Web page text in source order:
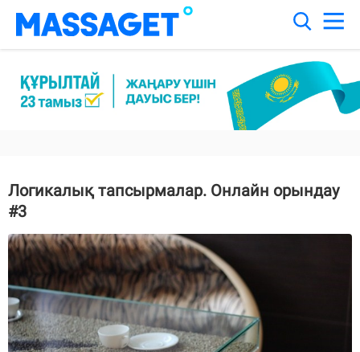
Логикалық тапсырмалар. Онлайн орындау
#3